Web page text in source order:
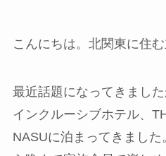
こんにちは。北関東に住む
最近話題になってきまし
インクルーシブホテル、
NASUに泊まってきまし